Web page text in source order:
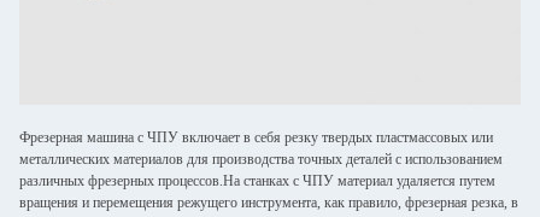
Фрезерная машина с ЧПУ включает в себя резку твердых пластмассовых или
металлических материалов для производства точных деталей с использованием
различных фрезерных процессов.На станках с ЧПУ материал удаляется путем
вращения и перемещения режущего инструмента, как правило, фрезерная резка, в